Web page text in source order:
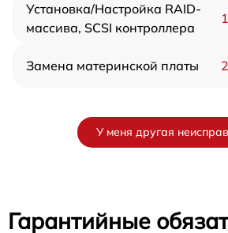
Установка/Настройка RAID-
массива, SCSI контроллера
Замена материнской платы
У меня другая
Гарантийные